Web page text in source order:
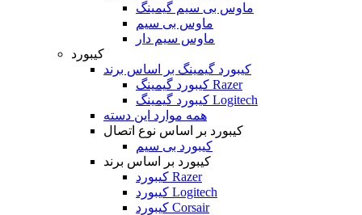
ماوس بی سیم گیمینگ
ماوس بی سیم
ماوس سیم دار
کیبورد
کیبورد گیمینگ بر اساس برند
کیبورد گیمینگ Razer
کیبورد گیمینگ Logitech
همه موارد این دسته
کیبورد بر اساس نوع اتصال
کیبورد بی سیم
کیبورد بر اساس برند
کیبورد Razer
کیبورد Logitech
کیبورد Corsair